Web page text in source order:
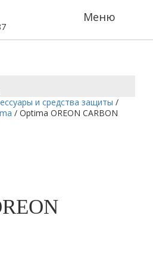
Меню
и средства защиты /
/ Optima OREON CARBON